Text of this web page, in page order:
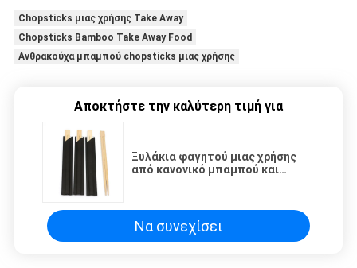
Chopsticks μιας χρήσης Take Away
Chopsticks Bamboo Take Away Food
Ανθρακούχα μπαμπού chopsticks μιας χρήσης
Αποκτήστε την καλύτερη τιμή για
Ξυλάκια φαγητού μιας χρήσης
από κανονικό μπαμπού και
Να συνεχίσει